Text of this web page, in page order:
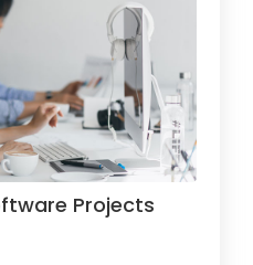
Projects